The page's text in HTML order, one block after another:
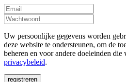
Uw persoonlijke gegevens worden
deze website te ondersteunen, om de
beheren en voor andere doeleinden
privacybeleid.